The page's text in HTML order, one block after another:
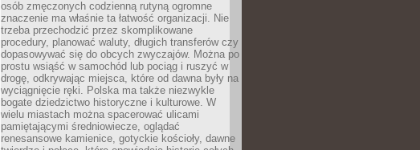
osób zmęczonych codzienną rutyną ogromne
znaczenie ma właśnie ta łatwość organizacji. Nie
trzeba przechodzić przez skomplikowane
procedury, planować waluty, długich transferów czy
dopasowywać się do obcych zwyczajów. Można po
prostu wsiąść w samochód lub pociąg i ruszyć w
drogę, odkrywając miejsca, które od dawna były na
wyciągnięcie ręki. Polska ma także niezwykle
bogate dziedzictwo historyczne i kulturowe. W
wielu miastach można spacerować ulicami
pamiętającymi średniowiecze, oglądać
renesansowe kamienice, gotyckie kościoły, dawne